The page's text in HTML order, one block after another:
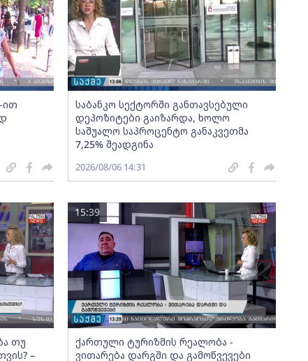
ით
საბანკო სექტორში განთავსებული
დეპოზიტები გაიზარდა, ხოლო
საშუალო საპროცენტო განაკვეთმა
7,25% შეადგინა
2026/08/06 14:31
თუ
–
ქართული ტურიზმის რეალობა -
ვითარება დარგში და გამოწვევები
15:39